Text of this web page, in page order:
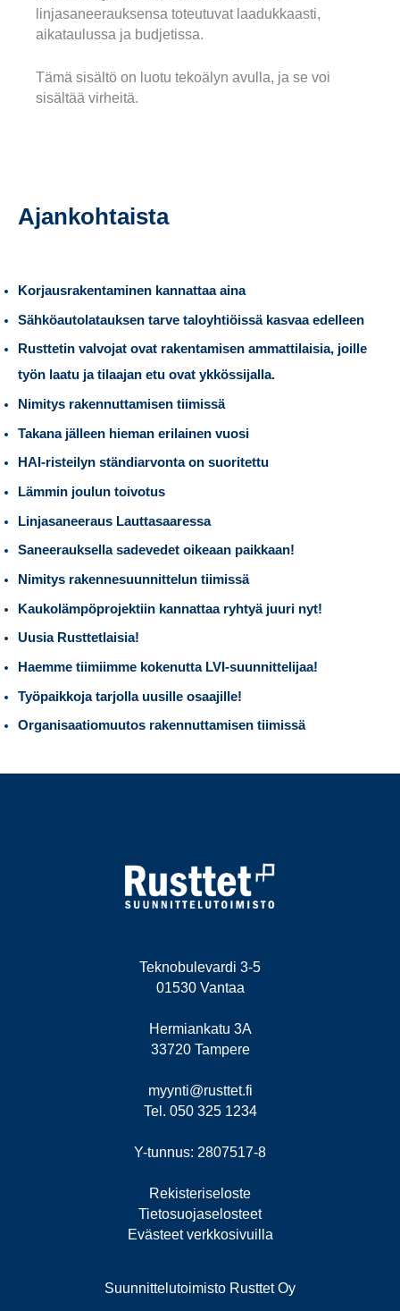
linjasaneerauksensa toteutuvat laadukkaasti,
aikataulussa ja budjetissa.
Tämä sisältö on luotu tekoälyn avulla, ja se voi
sisältää virheitä.
Ajankohtaista
Korjausrakentaminen kannattaa aina
Sähköautolatauksen tarve taloyhtiöissä kasvaa edelleen
Rusttetin valvojat ovat rakentamisen ammattilaisia, joille
työn laatu ja tilaajan etu ovat ykkössijalla.
Nimitys rakennuttamisen tiimissä
Takana jälleen hieman erilainen vuosi
HAI-risteilyn ständiarvonta on suoritettu
Lämmin joulun toivotus
Linjasaneeraus Lauttasaaressa
Saneerauksella sadevedet oikeaan paikkaan!
Nimitys rakennesuunnittelun tiimissä
Kaukolämpöprojektiin kannattaa ryhtyä juuri nyt!
Uusia Rusttetlaisia!
Haemme tiimiimme kokenutta LVI-suunnittelijaa!
Työpaikkoja tarjolla uusille osaajille!
Organisaatiomuutos rakennuttamisen tiimissä
Teknobulevardi 3-5
01530 Vantaa
Hermiankatu 3A
33720 Tampere
myynti@rusttet.fi
Tel. 050 325 1234
Y-tunnus: 2807517-8
Rekisteriseloste
Tietosuojaselosteet
Evästeet verkkosivuilla
Suunnittelutoimisto Rusttet Oy